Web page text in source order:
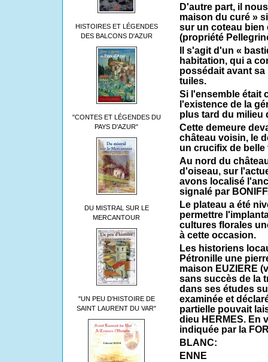
HISTOIRES ET LÉGENDES
DES BALCONS D'AZUR
"CONTES ET LÉGENDES DU
PAYS D'AZUR"
DU MISTRAL SUR LE
MERCANTOUR
"UN PEU D'HISTOIRE DE
SAINT LAURENT DU VAR"
D'autre part, il
maison du curé »
sur un coteau bien
(propriété
Il s'agit d'un «
habitation, qui a
possédait avant
tuiles.
Si l'ensemble était
l'existence de la
plus tard du milieu
Cette demeure
château voisin, le
un crucifix de belle
Au nord du
d'oiseau, sur
avons localisé
signalé par
Le plateau a été
permettre
cultures florales
à cette occasion.
Les historiens
Pétronille une
maison EUZIERE
sans succès de la
dans ses études
examinée et
partielle pouvait
dieu HERMES. En
indiquée par la
BLANC:
ENNE